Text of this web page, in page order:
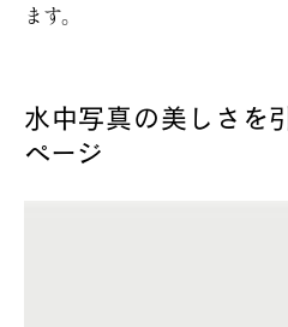
ます。
水中写真の美しさを
ページ